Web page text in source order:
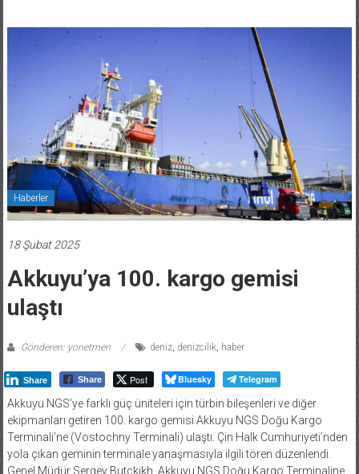
Haberler
18 Şubat 2025
Akkuyu’ya 100. kargo gemisi
ulaştı
Gönderen: yonetmen deniz, denizcilik, haber
Share Share Post Bluesky Telegram
Akkuyu NGS’ye farklı güç üniteleri için türbin bileşenleri ve diğer
ekipmanları getiren 100. kargo gemisi Akkuyu NGS Doğu Kargo
Terminali’ne (Vostochny Terminali) ulaştı. Çin Halk Cumhuriyeti’nden
yola çıkan geminin terminale yanaşmasıyla ilgili tören düzenlendi.
Genel Müdür Sergey Butckikh, Akkuyu NGS Doğu Kargo Terminaline